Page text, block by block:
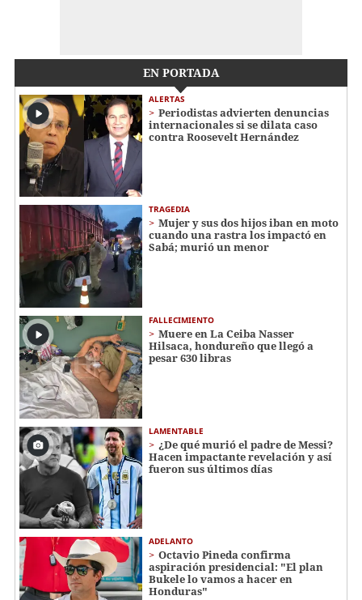
EN PORTADA
ALERTAS
Periodistas advierten denuncias
internacionales si se dilata caso
contra Roosevelt Hernández
TRAGEDIA
Mujer y sus dos hijos iban en moto
cuando una rastra los impactó en
Sabá; murió un menor
FALLECIMIENTO
Muere en La Ceiba Nasser
Hilsaca, hondureño que llegó a
pesar 630 libras
LAMENTABLE
¿De qué murió el padre de Messi?
Hacen impactante revelación y así
fueron sus últimos días
ADELANTO
Octavio Pineda confirma
aspiración presidencial: "El plan
Bukele lo vamos a hacer en
Honduras"